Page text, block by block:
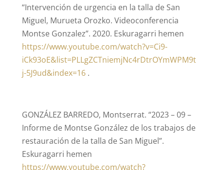
“Intervención de urgencia en la talla de San
Miguel, Murueta Orozko. Videoconferencia
Montse Gonzalez”. 2020. Eskuragarri hemen
https://www.youtube.com/watch?v=Ci9-
iCk93oE&list=PLLgZCTniemjNc4rDtrOYmWPM9t
j-5J9ud&index=16.
GONZÁLEZ BARREDO, Montserrat. “2023 – 09 –
Informe de Montse González de los trabajos de
restauración de la talla de San Miguel”.
Eskuragarri hemen
https://www.youtube.com/watch?